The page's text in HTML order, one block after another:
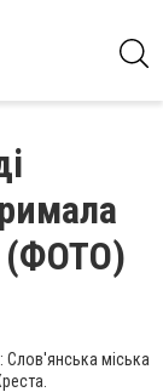
(ФОТО)
Слов'янська міська